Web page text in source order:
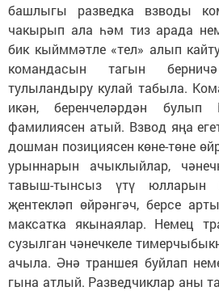
башлыгы разведка взводы
чакырып ала һәм тиз арада
бик кыйммәтле «тел» алып
командасын тагын
тулыландыру кулай табыла.
икән, беренчеләрдән булып
фамилиясен атый. Взвод яңа
дошман позициясен көне-төне
урыннарын ачыклыйлар,
тавыш-тынсыз үтү юлларын
җентекләп өйрәнгәч, берсе
максатка якынаялар. Немец
сузылган чәнечкеле
ачыла. Әнә траншея буйлап
гына атлый. Разведчиклар аны